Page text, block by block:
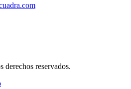
derechos reservados.